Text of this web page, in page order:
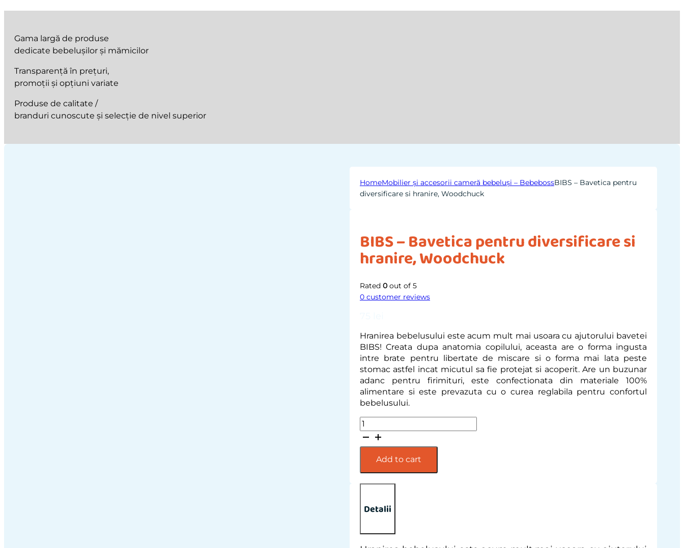
Gama largă de produse
dedicate bebelușilor și mămicilor
Transparență în prețuri,
promoții și opțiuni variate
Produse de calitate /
branduri cunoscute și selecție de nivel superior
HomeMobilier și accesorii cameră bebeluși – BebebossBIBS – Bavetica pentru
diversificare si hranire, Woodchuck
BIBS – Bavetica pentru diversificare si
hranire, Woodchuck
Rated 0 out of 5
0 customer reviews
Hranirea bebelusului este acum mult mai usoara cu ajutorului bavetei
BIBS! Creata dupa anatomia copilului, aceasta are o forma ingusta
intre brate pentru libertate de miscare si o forma mai lata peste
stomac astfel incat micutul sa fie protejat si acoperit.Are un buzunar
adanc pentru firimituri, este confectionata din materiale 100%
alimentare si este prevazuta cu o curea reglabila pentru confortul
bebelusului.
BIBS
-
pentru
quantity
Add to cart
Detalii